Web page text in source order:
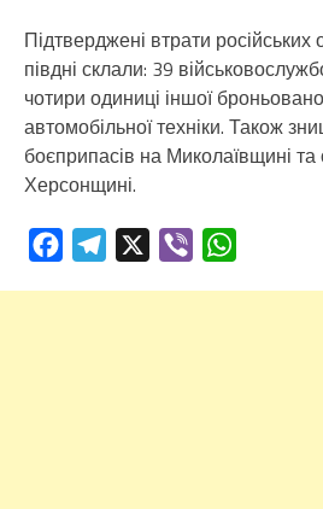
Підтверджені втрати російських
півдні склали: 39
чотири одиниці іншої
автомобільної техніки. Також
боєприпасів на Миколаївщині
Херсонщині.
FacebookTelegram Viber